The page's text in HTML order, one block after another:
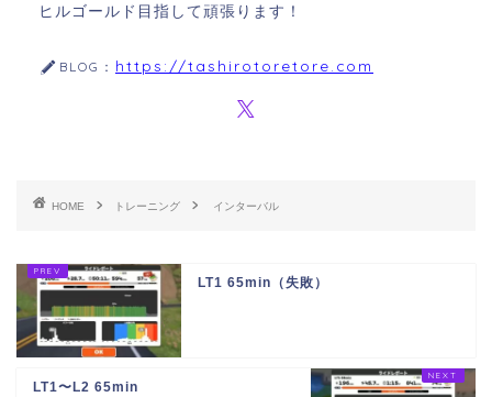
ヒルゴールド目指して頑張ります！
BLOG： https://tashirotoretore.com
HOME トレーニング インターバル
LT1 65min（失敗）
LT1〜L2 65min